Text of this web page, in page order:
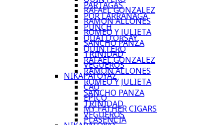
RAFAEL GONZALEZ
RAMON ALLONES
ROMEO Y JULIETA
SANCHO PANZA
TRINIDAD
VEGUEROS
ΝΙΚΑΡΑΓΟΥΑΣ
CAO
EPICO
MY FATHER CIGARS
PLASENCIA
PARTAGAS
POR LARRANAGA
PUNCH
QUAI D’ORSAY
QUINTERO
RAFAEL GONZALEZ
RAMON ALLONES
ROMEO Y JULIETA
SANCHO PANZA
TRINIDAD
VEGUEROS